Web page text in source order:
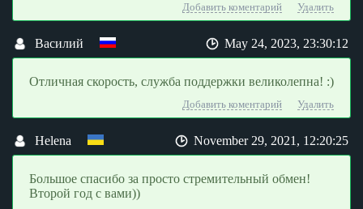
Добавить коментарий Удалить
Василий May 24, 2023, 23:30:12
Отличная скорость, служба поддержки великолепна! :)
Добавить коментарий Удалить
Helena November 29, 2021, 12:20:25
Большое спасибо за просто стремительный обмен!
Второй год с вами))